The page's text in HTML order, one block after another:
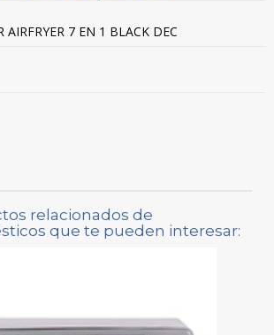
7 EN 1 BLACK DEC
relacionados de
que te pueden interesar: